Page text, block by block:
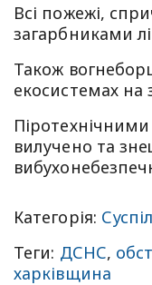
Всі пожежі,
загарбниками
Також
екосистемах на
вилучено та
Категорія:
Теги: ДСНС,
харківщина